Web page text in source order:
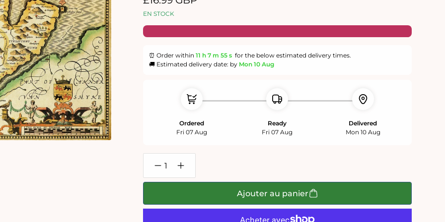
EN STOCK
⏰ Order within 11 h 7 m 54 s for the below estimated delivery times.
🚚 Estimated delivery date: by Mon 10 Aug
Ordered
Fri 07 Aug
Ready
Fri 07 Aug
Delivered
Mon 10 Aug
Réduire
la
quantité
1000
Augmenter
la
quantité
1000
Ajouter au panier